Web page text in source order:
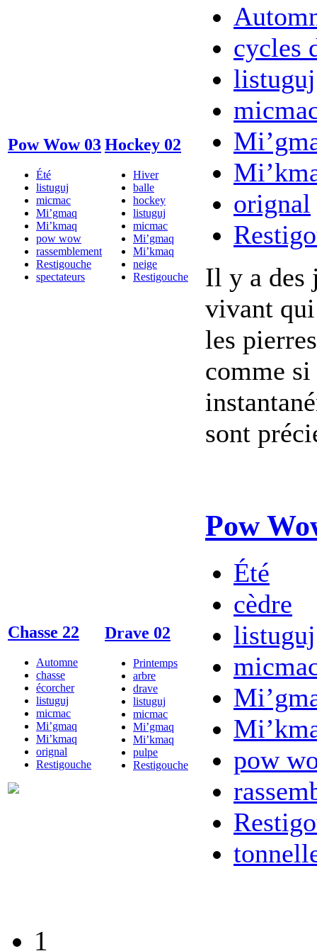
Pow Wow 03
Été
listuguj
micmac
Mi’gmaq
Mi’kmaq
pow wow
rassemblement
Restigouche
spectateurs
Hockey 02
Hiver
balle
hockey
listuguj
micmac
Mi’gmaq
Mi’kmaq
neige
Restigouche
cycles
listuguj
orignal
Il y a des
vivant qui
les
comme
sont
Chasse 22
Automne
chasse
écorcher
listuguj
micmac
Mi’gmaq
Mi’kmaq
orignal
Restigouche
Drave 02
Printemps
arbre
drave
listuguj
micmac
Mi’gmaq
Mi’kmaq
pulpe
Restigouche
Pow
Été
cèdre
listuguj
pow
1